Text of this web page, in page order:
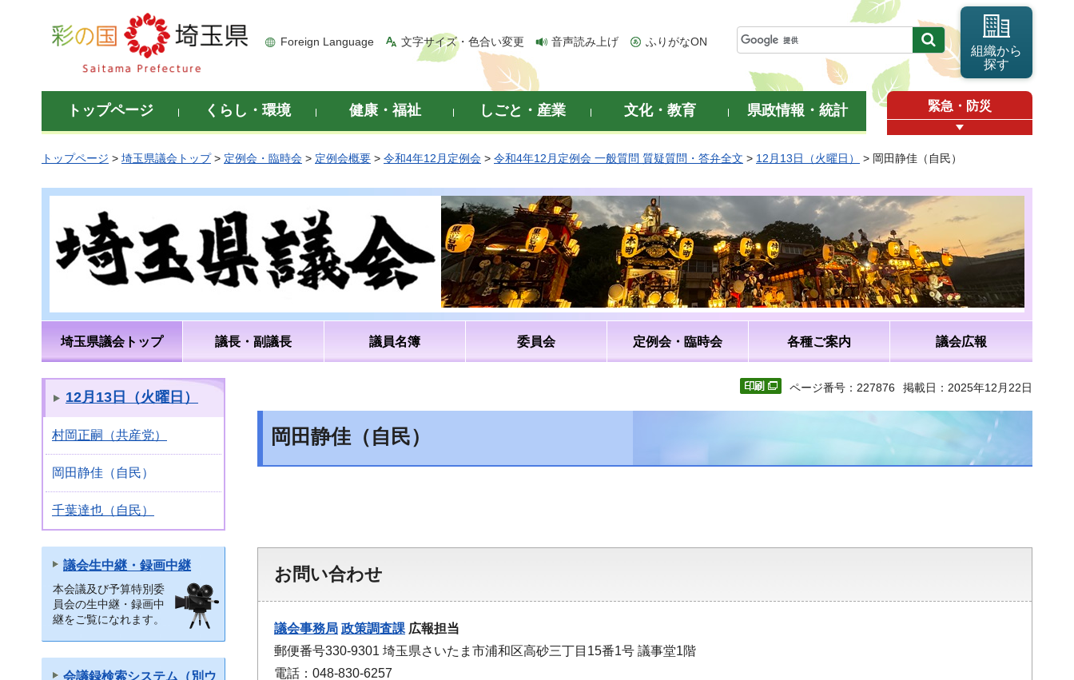
彩の国 埼玉県
Foreign Language 文字サイズ・色合い変更 音声読み上げ ふりがなON
組織から
探す
トップページ くらし・環境 健康・福祉 しごと・産業 文化・教育 県政情報・統計 緊急・防災
トップページ > 埼玉県議会トップ> 定例会・臨時会 > 定例会概要 > 令和4年12月定例会 > 令和4年12月定例会 一般質問 質疑質問・答弁全文 > 12月13日（火曜日） > 岡田静佳（自民）
埼玉県議会トップ 議長・副議長 議員名簿 委員会 定例会・臨時会 各種ご案内 議会広報
12月13日（火曜日）
村岡正嗣（共産党）
岡田静佳（自民）
千葉達也（自民）
議会生中継・録画中継
本会議及び予算特別委
員会の生中継・録画中
継をご覧になれます。
会議録検索システム（別ウ
ページ番号：227876 掲載日：2025年12月22日
岡田静佳（自民）
お問い合わせ
議会事務局 政策調査課 広報担当
郵便番号330-9301 埼玉県さいたま市浦和区高砂三丁目15番1号 議事堂1階
電話：048-830-6257